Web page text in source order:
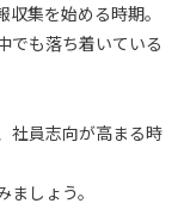
集を始める時期。
も落ち着いている
社員志向が高まる時
しょう。